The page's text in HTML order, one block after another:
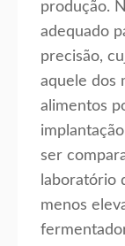
produção.
adequado
precisão,
aquele dos
alimentos
ser
laboratório
menos